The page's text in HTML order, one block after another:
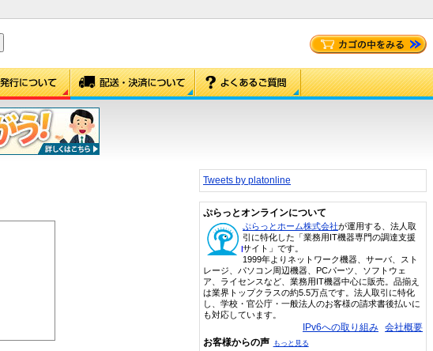
Tweets by platonline
ぷらっとオンラインについて
ぷらっとホーム株式会社が運用する、法人取
引に特化した「業務用IT機器専門の調達支援
サイト」です。
1999年よりネットワーク機器、サーバ、スト
レージ、パソコン周辺機器、PCパーツ、ソフトウェ
ア、ライセンスなど、業務用IT機器中心に販売。品揃え
は業界トップクラスの約5.5万点です。法人取引に特化
し、学校・官公庁・一般法人のお客様の請求書後払いに
も対応しています。
IPv6への取り組み 会社概要
お客様からの声 もっと見る